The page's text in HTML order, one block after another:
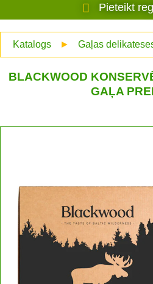
Pieteikt
Katalogs ► Gaļas
BLACKWOOD
GAĻA